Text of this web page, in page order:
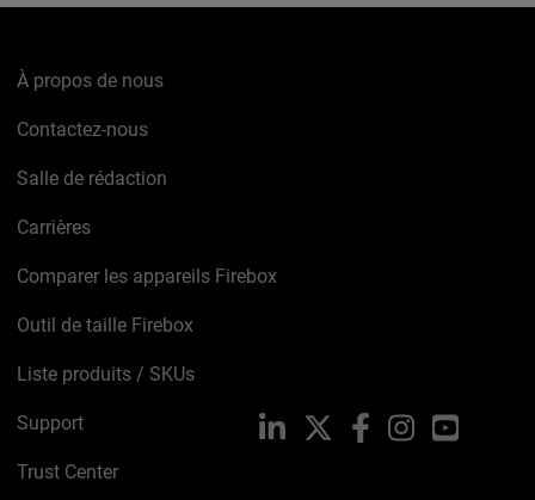
À propos de nous
Contactez-nous
Salle de rédaction
Carrières
Comparer les appareils Firebox
Outil de taille Firebox
Liste produits / SKUs
Support
Trust Center
LinkedIn FacebookInstagramYouTube